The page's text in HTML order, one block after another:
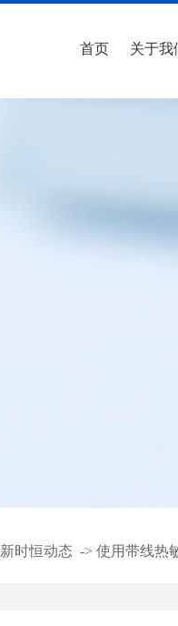
首页 关于我
新时恒动态 -> 使用带线热